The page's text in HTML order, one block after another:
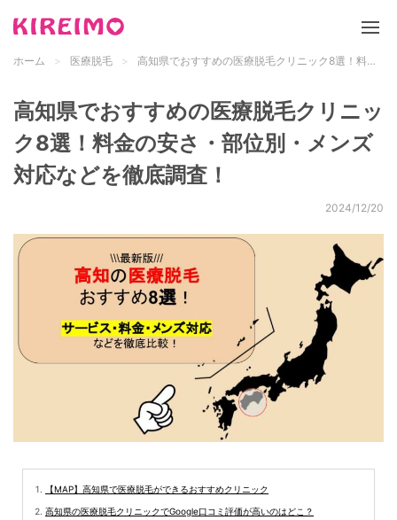
脱毛サロン
医療脱毛
都道府県 検索
メンズ脱毛
ホーム 医療脱毛 高知県でおすすめの医療脱毛クリニック8選！料金の安さ・部位別・メンズ対応などを徹底調査！
高知県でおすすめの医療脱毛クリニッ
ク8選！料金の安さ・部位別・メンズ
対応などを徹底調査！
2024/12/20
【MAP】高知県で医療脱毛ができるおすすめクリニック
高知県の医療脱毛クリニックでGoogle口コミ評価が高いのはどこ？